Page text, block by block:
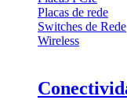
Placas de rede
Switches de Rede
Wireless